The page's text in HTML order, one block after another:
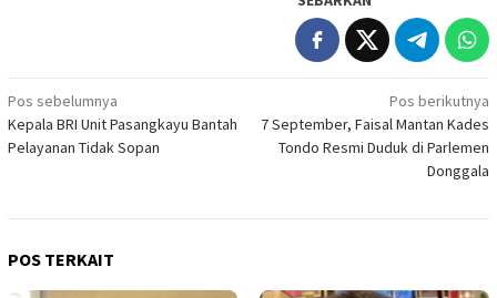
Navigasi
pos
Pos sebelumnya
Kepala BRI Unit Pasangkayu Bantah
Pelayanan Tidak Sopan
Pos berikutnya
7 September, Faisal Mantan Kades
Tondo Resmi Duduk di Parlemen
Donggala
POS TERKAIT